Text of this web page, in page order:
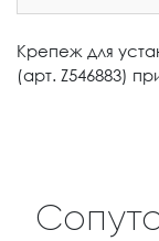
Крепеж для
(арт. Z546883)